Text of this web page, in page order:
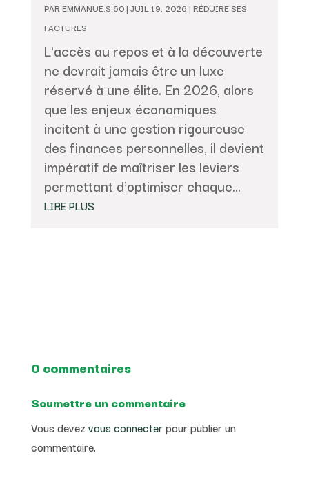
PAR EMMANUE.S.60| JUIL 19, 2026 | RÉDUIRE SES
FACTURES
L'accès au repos et à la découverte
ne devrait jamais être un luxe
réservé à une élite. En 2026, alors
que les enjeux économiques
incitent à une gestion rigoureuse
des finances personnelles, il devient
impératif de maîtriser les leviers
permettant d'optimiser chaque...
LIRE PLUS
0 commentaires
Soumettre un commentaire
Vous devez vous connecterpour publier un
commentaire.